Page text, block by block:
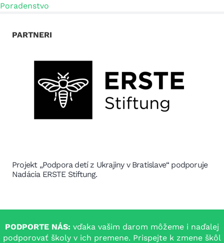
Poradenstvo
PARTNERI
Projekt „Podpora detí z Ukrajiny v Bratislave“ podporuje
Nadácia ERSTE Stiftung.
PODPORTE NÁS: vďaka vašim darom môžeme i naďalej
podporovať školy v ich premene. Prispejte k zmene škôl